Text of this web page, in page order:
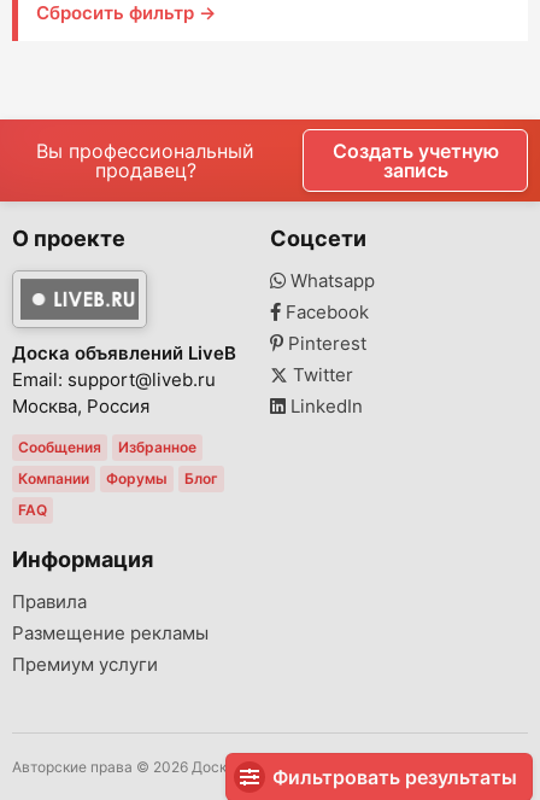
Фильтровать результаты
Сбросить фильтр →
Вы профессиональный
продавец?
Создать учетную
запись
О проекте
Доска объявлений LiveB
Email: support@liveb.ru
Москва, Россия
Сообщения
Избранное
Компании
Форумы
Блог
FAQ
Соцсети
Whatsapp
Facebook
Pinterest
Twitter
LinkedIn
Информация
Правила
Размещение рекламы
Премиум услуги
Авторские права © 2026 Доска объявлений LiveB Все права защищены.